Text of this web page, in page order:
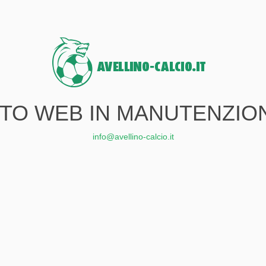
WEB IN
info@avellino-calcio.it